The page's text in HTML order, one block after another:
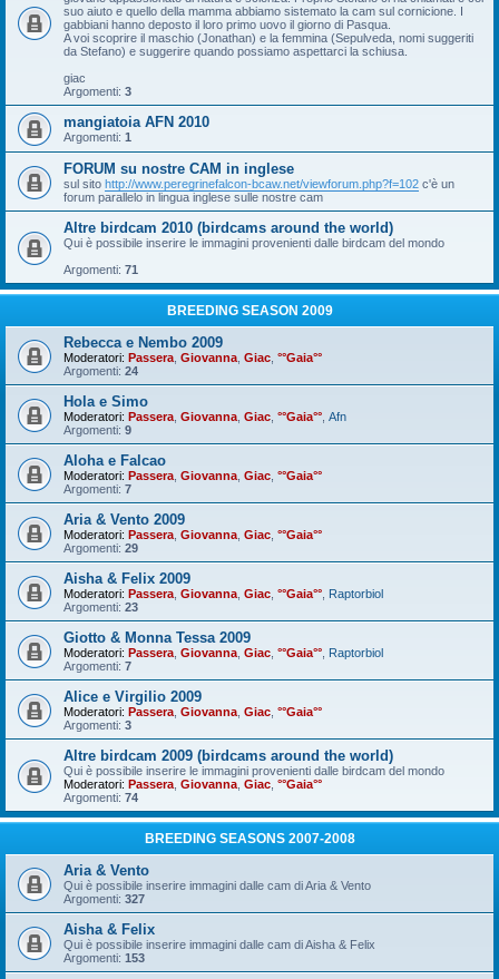
suo aiuto e quello della mamma abbiamo sistemato la cam sul cornicione. I
gabbiani hanno deposto il loro primo uovo il giorno di Pasqua.
A voi scoprire il maschio (Jonathan) e la femmina (Sepulveda, nomi suggeriti
da Stefano) e suggerire quando possiamo aspettarci la schiusa.
giac
Argomenti: 3
mangiatoia AFN 2010
Argomenti: 1
FORUM su nostre CAM in inglese
sul sito http://www.peregrinefalcon-bcaw.net/viewforum.php?f=102 c'è un
forum parallelo in lingua inglese sulle nostre cam
Altre birdcam 2010 (birdcams around the world)
Qui è possibile inserire le immagini provenienti dalle birdcam del mondo
Argomenti: 71
BREEDING SEASON 2009
Rebecca e Nembo 2009
Moderatori: Passera Giovanna Giac °°Gaia°°
Argomenti: 24
Hola e Simo
Moderatori: Passera Giovanna Giac °°Gaia°° Afn
Argomenti: 9
Aloha e Falcao
Moderatori: Passera Giovanna Giac °°Gaia°°
Argomenti: 7
Aria & Vento 2009
Moderatori: Passera Giovanna Giac °°Gaia°°
Argomenti: 29
Aisha & Felix 2009
Moderatori: Passera Giovanna Giac °°Gaia°° Raptorbiol
Argomenti: 23
Giotto & Monna Tessa 2009
Moderatori: Passera Giovanna Giac °°Gaia°° Raptorbiol
Argomenti: 7
Alice e Virgilio 2009
Moderatori: Passera Giovanna Giac °°Gaia°°
Argomenti: 3
Altre birdcam 2009 (birdcams around the world)
Qui è possibile inserire le immagini provenienti dalle birdcam del mondo
Moderatori: Passera Giovanna Giac °°Gaia°°
Argomenti: 74
BREEDING SEASONS 2007-2008
Aria & Vento
Qui è possibile inserire immagini dalle cam di Aria & Vento
Argomenti: 327
Aisha & Felix
Qui è possibile inserire immagini dalle cam di Aisha & Felix
Argomenti: 153